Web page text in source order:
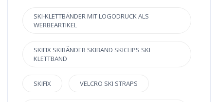
SKI-KLETTBÄNDER MIT LOGODRUCK ALS
WERBEARTIKEL
SKIFIX SKIBÄNDER SKIBAND SKICLIPS SKI
KLETTBAND
SKIFIX VELCRO SKI STRAPS